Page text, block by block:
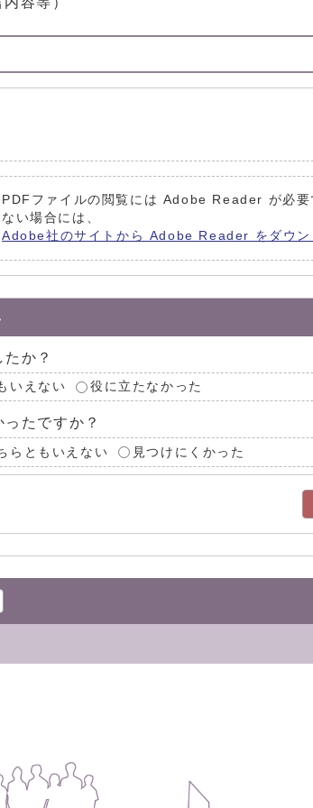
PDFファイルの閲覧には Adobe Reader が必
ない場合には、
Adobe社のサイトから Adobe Reader をダウン
か？
いえない 役に立たなかった
たですか？
らともいえない 見つけにくかった